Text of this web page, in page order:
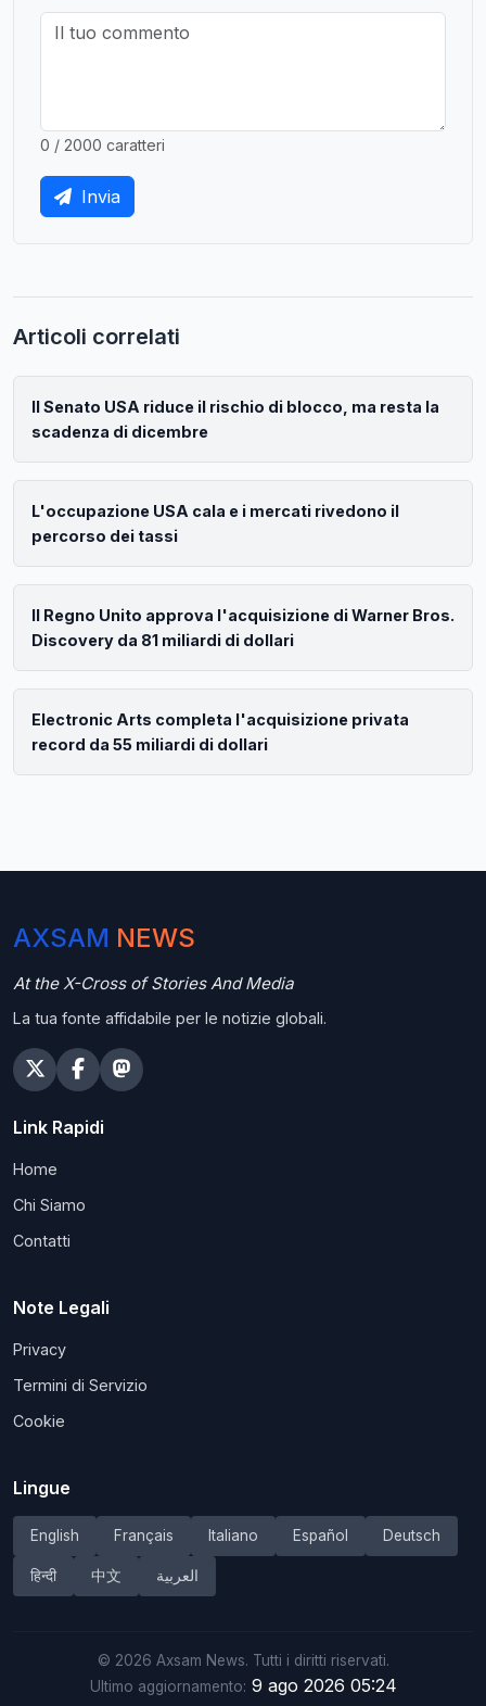
0 / 2000 caratteri
Invia
Articoli correlati
Il Senato USA riduce il rischio di blocco, ma resta la
scadenza di dicembre
L'occupazione USA cala e i mercati rivedono il
percorso dei tassi
Il Regno Unito approva l'acquisizione di Warner Bros.
Discovery da 81 miliardi di dollari
Electronic Arts completa l'acquisizione privata
record da 55 miliardi di dollari
AXSAM NEWS
At the X-Cross of Stories And Media
La tua fonte affidabile per le notizie globali.
Link Rapidi
Home
Chi Siamo
Contatti
Note Legali
Privacy
Termini di Servizio
Cookie
Lingue
English Français Italiano Español Deutsch
हिन्दी 中文 العربية
© 2026 Axsam News. Tutti i diritti riservati.
Ultimo aggiornamento: 9 ago 2026 05:24